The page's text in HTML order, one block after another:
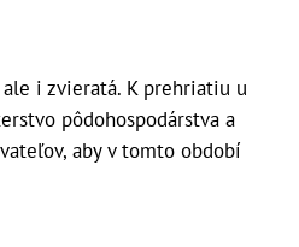
i zvieratá. K prehriatiu u
pôdohospodárstva a
aby v tomto období